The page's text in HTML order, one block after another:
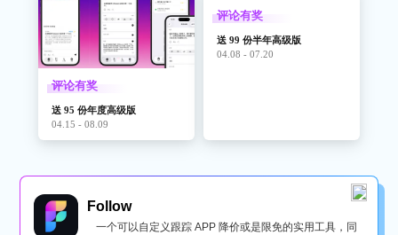
评论有奖
送 95 份年度高级版
04.15 - 08.09
评论有奖
送 99 份半年高级版
04.08 - 07.20
Follow
一个可以自定义跟踪 APP 降价或是限免的实用工具，同